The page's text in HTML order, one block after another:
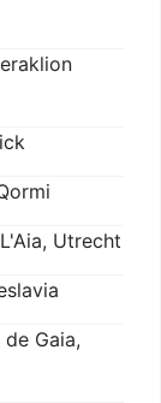
Utrecht
Gaia,